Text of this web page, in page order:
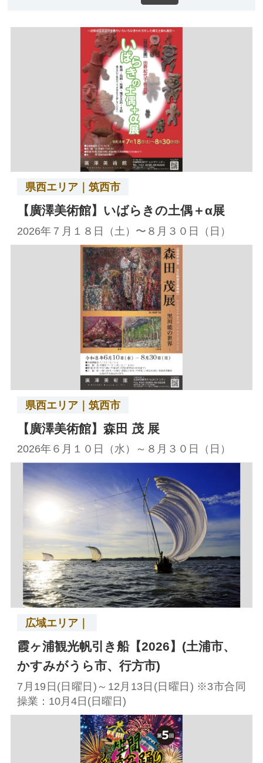
県西エリア｜筑西市
【廣澤美術館】いばらきの土偶＋α展
2026年７月１８日（土）〜８月３０日（日）
県西エリア｜筑西市
【廣澤美術館】森田 茂 展
2026年６月１０日（水）～８月３０日（日）
広域エリア｜
霞ヶ浦観光帆引き船【2026】(土浦市、
かすみがうら市、行方市)
7月19日(日曜日)～12月13日(日曜日) ※3市合同
操業：10月4日(日曜日)